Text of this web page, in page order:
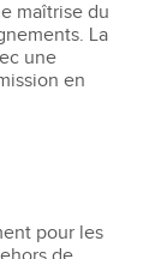
maîtrise du
La
une
en
pour les